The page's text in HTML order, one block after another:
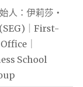
人：伊莉莎・
｜First-
｜
School